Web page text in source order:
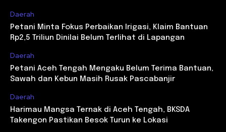
Daerah
Petani Minta Fokus Perbaikan Irigasi, Klaim Bantuan
Rp2,5 Triliun Dinilai Belum Terlihat di Lapangan
Daerah
Petani Aceh Tengah Mengaku Belum Terima Bantuan,
Sawah dan Kebun Masih Rusak Pascabanjir
Daerah
Harimau Mangsa Ternak di Aceh Tengah, BKSDA
Takengon Pastikan Besok Turun ke Lokasi